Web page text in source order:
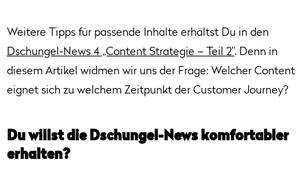
Weitere Tipps für passende Inhalte erhältst Du in den
Dschungel-News 4 „Content Strategie – Teil 2”. Denn in
diesem Artikel widmen wir uns der Frage: Welcher Content
eignet sich zu welchem Zeitpunkt der Customer Journey?
Du willst die Dschungel-News komfortabler
erhalten?